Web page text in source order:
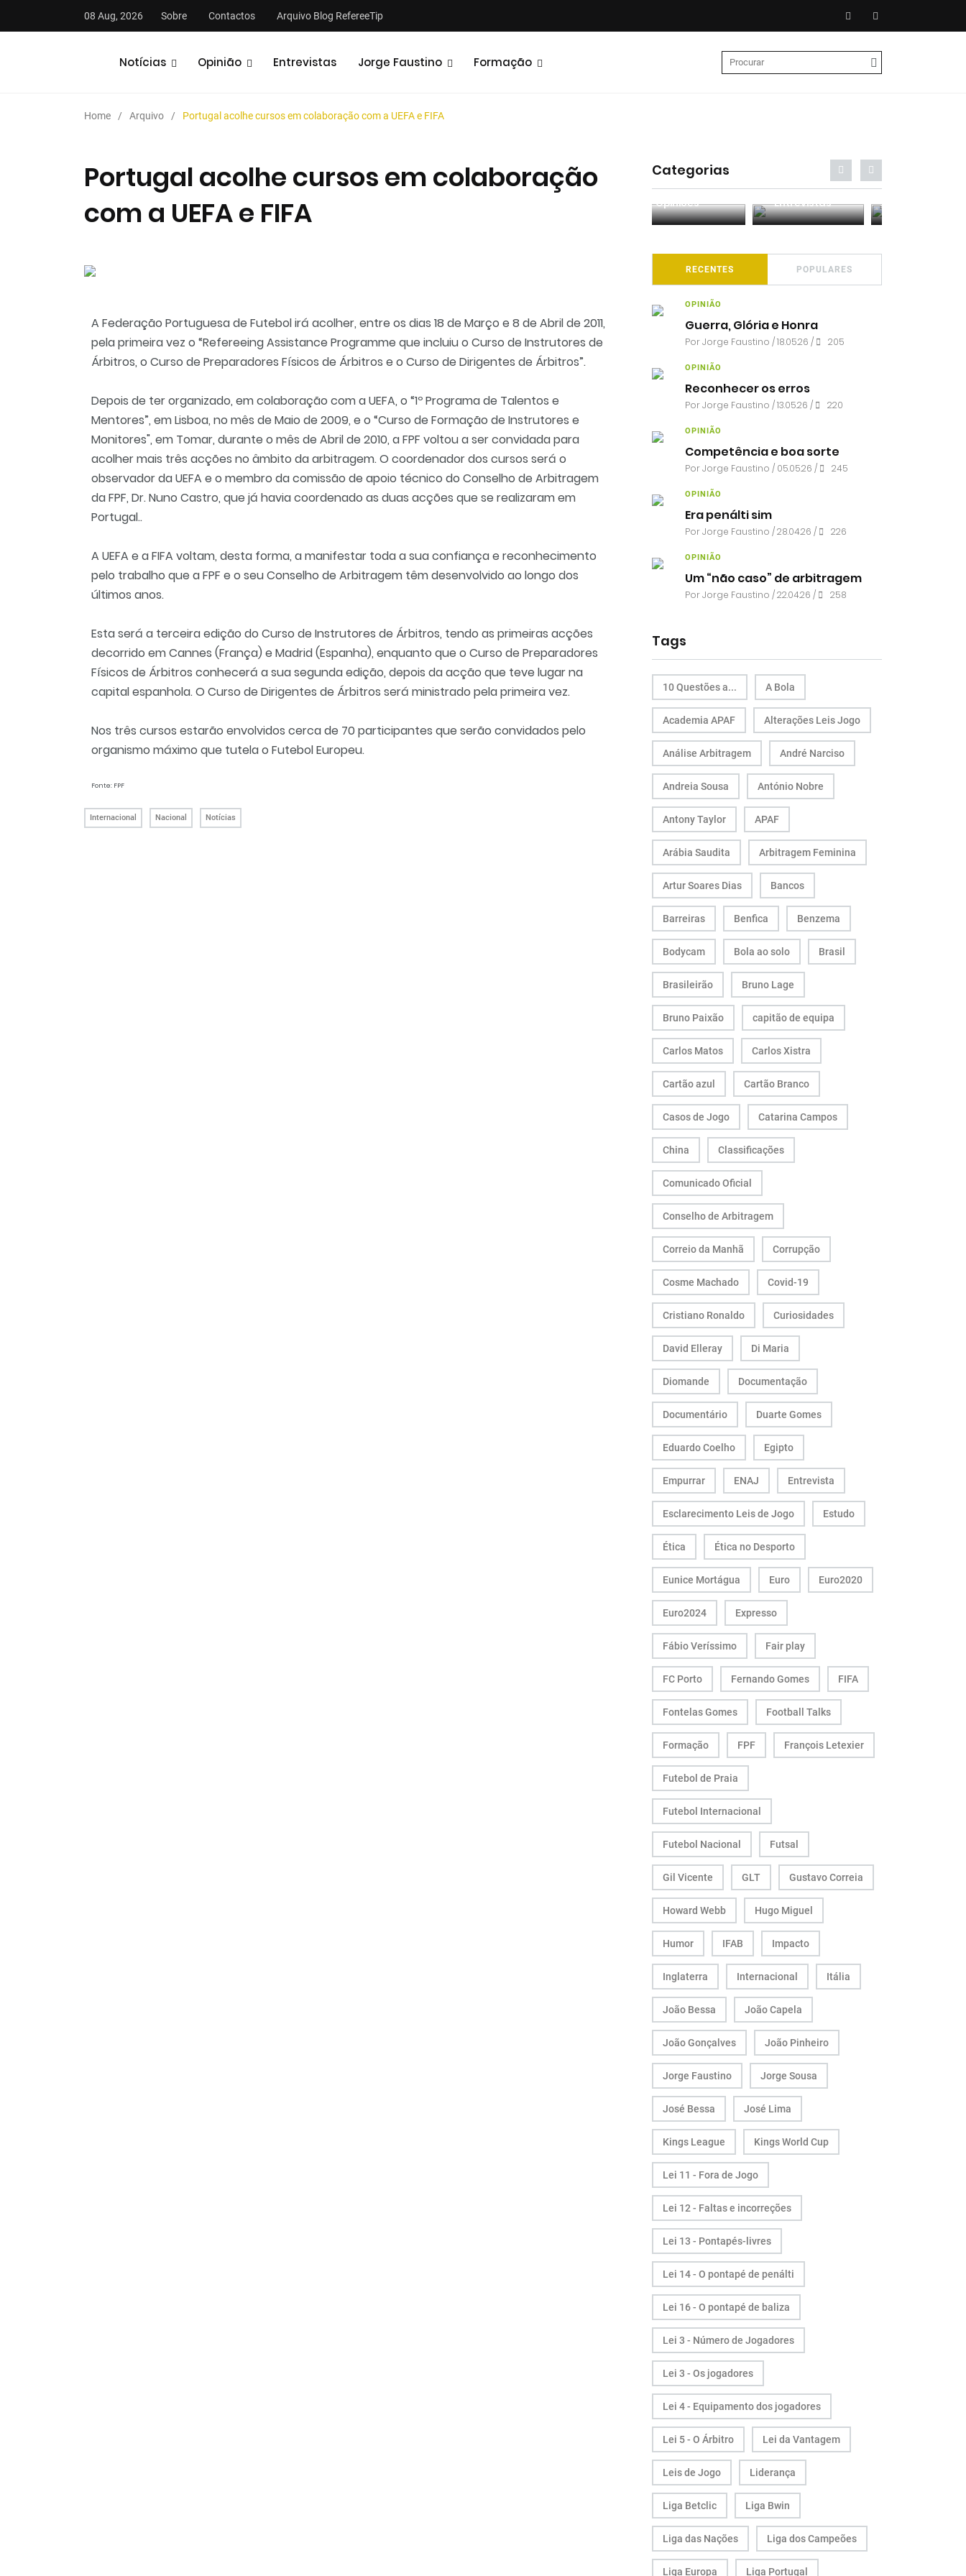
08 Aug, 2026 Sobre Contactos Arquivo Blog RefereeTip
Notícias Opinião Entrevistas Jorge Faustino Formação
Home Arquivo Portugal acolhe cursos em colaboração com a UEFA e FIFA
Portugal acolhe cursos em colaboração
com a UEFA e FIFA
A Federação Portuguesa de Futebol irá acolher, entre os dias 18 de Março e 8 de Abril de 2011,
pela primeira vez o “Refereeing Assistance Programme que incluiu o Curso de Instrutores de
Árbitros, o Curso de Preparadores Físicos de Árbitros e o Curso de Dirigentes de Árbitros”.
Depois de ter organizado, em colaboração com a UEFA, o “1º Programa de Talentos e
Mentores”, em Lisboa, no mês de Maio de 2009, e o “Curso de Formação de Instrutores e
Monitores", em Tomar, durante o mês de Abril de 2010, a FPF voltou a ser convidada para
acolher mais três acções no âmbito da arbitragem. O coordenador dos cursos será o
observador da UEFA e o membro da comissão de apoio técnico do Conselho de Arbitragem
da FPF, Dr. Nuno Castro, que já havia coordenado as duas acções que se realizaram em
Portugal..
A UEFA e a FIFA voltam, desta forma, a manifestar toda a sua confiança e reconhecimento
pelo trabalho que a FPF e o seu Conselho de Arbitragem têm desenvolvido ao longo dos
últimos anos.
Esta será a terceira edição do Curso de Instrutores de Árbitros, tendo as primeiras acções
decorrido em Cannes (França) e Madrid (Espanha), enquanto que o Curso de Preparadores
Físicos de Árbitros conhecerá a sua segunda edição, depois da acção que teve lugar na
capital espanhola. O Curso de Dirigentes de Árbitros será ministrado pela primeira vez.
Nos três cursos estarão envolvidos cerca de 70 participantes que serão convidados pelo
organismo máximo que tutela o Futebol Europeu.
Fonte: FPF
Internacional Nacional Notícias
Categorias
Podcasts Entrevistas Análises
RECENTES POPULARES
OPINIÃO
Guerra, Glória e Honra
PorJorge Faustino / 18.05.26 / 205
OPINIÃO
Reconhecer os erros
PorJorge Faustino / 13.05.26 / 220
OPINIÃO
Competência e boa sorte
PorJorge Faustino / 05.05.26 / 245
OPINIÃO
Era penálti sim
PorJorge Faustino / 28.04.26 / 226
OPINIÃO
Um “não caso” de arbitragem
PorJorge Faustino / 22.04.26 / 258
Tags
10 Questões a... A Bola
Academia APAF Alterações Leis Jogo
Análise Arbitragem André Narciso
Andreia Sousa António Nobre
Antony Taylor APAF
Arábia Saudita Arbitragem Feminina
Artur Soares Dias Bancos
Barreiras Benfica Benzema
Bodycam Bola ao solo Brasil
Brasileirão Bruno Lage
Bruno Paixão capitão de equipa
Carlos Matos Carlos Xistra
Cartão azul Cartão Branco
Casos de Jogo Catarina Campos
China Classificações
Comunicado Oficial
Conselho de Arbitragem
Correio da Manhã Corrupção
Cosme Machado Covid-19
Cristiano Ronaldo Curiosidades
David Elleray Di Maria
Diomande Documentação
Documentário Duarte Gomes
Eduardo Coelho Egipto
Empurrar ENAJ Entrevista
Esclarecimento Leis de Jogo Estudo
Ética Ética no Desporto
Eunice Mortágua Euro Euro2020
Euro2024 Expresso
Fábio Veríssimo Fair play
FC Porto Fernando Gomes FIFA
Fontelas Gomes Football Talks
Formação FPF François Letexier
Futebol de Praia
Futebol Internacional
Futebol Nacional Futsal
Gil Vicente GLT Gustavo Correia
Howard Webb Hugo Miguel
Humor IFAB Impacto
Inglaterra Internacional Itália
João Bessa João Capela
João Gonçalves João Pinheiro
Jorge Faustino Jorge Sousa
José Bessa José Lima
Kings League Kings World Cup
Lei 11 - Fora de Jogo
Lei 12 - Faltas e incorreções
Lei 13 - Pontapés-livres
Lei 14 - O pontapé de penálti
Lei 16 - O pontapé de baliza
Lei 3 - Número de Jogadores
Lei 3 - Os jogadores
Lei 4 - Equipamento dos jogadores
Lei 5 - O Árbitro Lei da Vantagem
Leis de Jogo Liderança
Liga Betclic Liga Bwin
Liga das Nações Liga dos Campeões
Liga Europa Liga Portugal